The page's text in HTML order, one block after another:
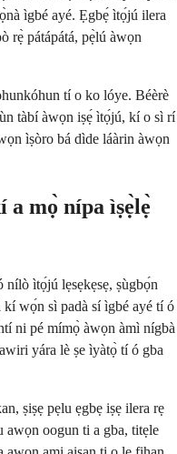
ìgbé ayé. Ẹgbẹ́ ìtọ́jú ilera
rẹ̀ pátápátá, pẹ̀lú àwọn
tí o ko lóye. Béèrè
tàbí àwọn iṣẹ́ ìtọ́jú, kí o sì rí
ìṣòro bá dìde láàrin àwọn
mọ̀ nípa ìṣẹ̀lẹ̀
nílò ìtọ́jú lẹsẹkẹsẹ, ṣùgbọ́n
wọ́n sì padà sí ìgbé ayé tí ó
ni pé mímọ̀ àwọn àmì nígbà
yára lè ṣe ìyàtọ̀ tí ó gba
ṣiṣẹ pẹlu ẹgbẹ iṣẹ ilera rẹ
awọn oogun ti a gba, titẹle